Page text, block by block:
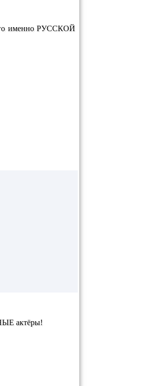
именно РУССКОЙ
актёры!